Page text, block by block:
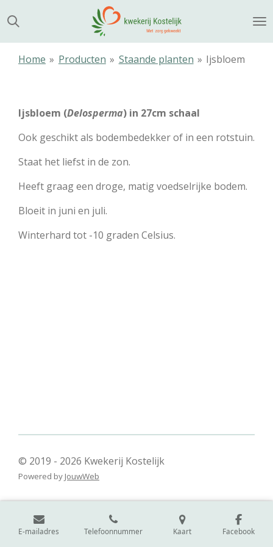
direct
naar
Home » Producten » Staande planten » Ijsbloem
Ijsbloem (Delosperma) in 27cm schaal
Ook geschikt als bodembedekker of in een rotstuin.
Staat het liefst in de zon.
Heeft graag een droge, matig voedselrijke bodem.
Bloeit in juni en juli.
Winterhard tot -10 graden Celsius.
© 2019 - 2026 Kwekerij Kostelijk
Powered by JouwWeb
E-mailadres Telefoonnummer Kaart Facebook